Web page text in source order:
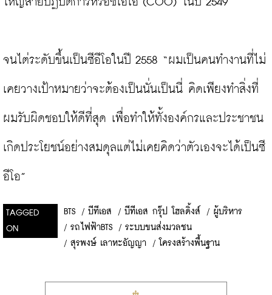
จนไต่ระดับขึ้นเป็นซีอีโอในปี 2558 “ผมเป็นคนทำงานที่ไม่
เคยวางเป้าหมายว่าจะต้องเป็นนั่นเป็นนี่ คิดเพียงทำสิ่งที่
ผมรับผิดชอบให้ดีที่สุด เพื่อทำให้ทั้งองค์กรและประชาชน
เกิดประโยชน์อย่างสมดุลแต่ไม่เคยคิดว่าตัวเองจะได้เป็นซี
อีโอ”
TAGGED
ON
BTS / บีทีเอส / บีทีเอส กรุ๊ป โฮลดิ้งส์ / ผู้บริหาร
/ รถไฟฟ้าBTS / ระบบขนส่งมวลชน
/ สุรพงษ์ เลาหะอัญญา / โครงสร้างพื้นฐาน